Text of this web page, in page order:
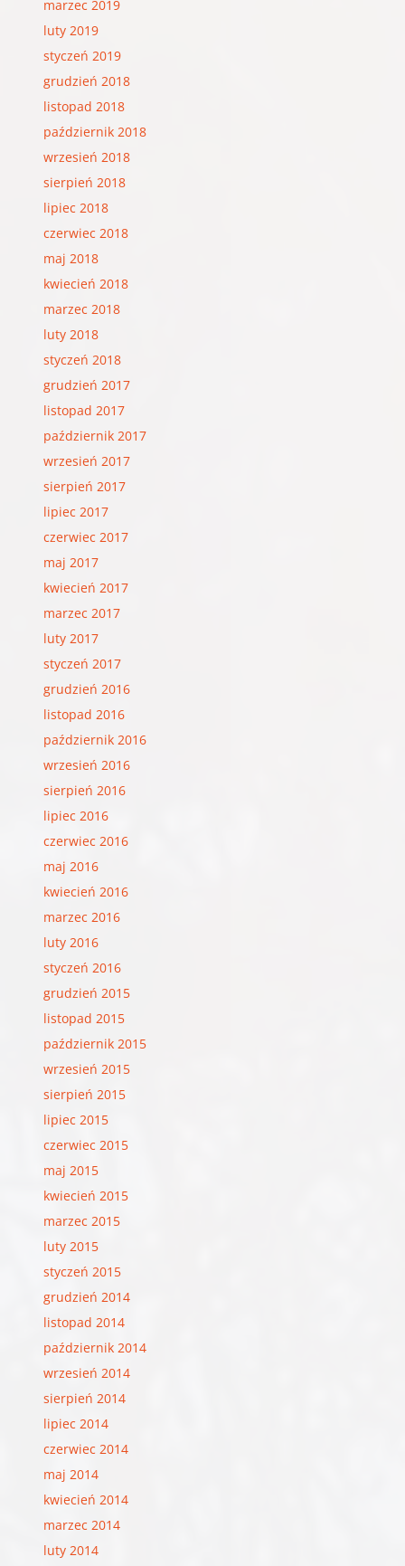
marzec 2019
luty 2019
styczeń 2019
grudzień 2018
listopad 2018
październik 2018
wrzesień 2018
sierpień 2018
lipiec 2018
czerwiec 2018
maj 2018
kwiecień 2018
marzec 2018
luty 2018
styczeń 2018
grudzień 2017
listopad 2017
październik 2017
wrzesień 2017
sierpień 2017
lipiec 2017
czerwiec 2017
maj 2017
kwiecień 2017
marzec 2017
luty 2017
styczeń 2017
grudzień 2016
listopad 2016
październik 2016
wrzesień 2016
sierpień 2016
lipiec 2016
czerwiec 2016
maj 2016
kwiecień 2016
marzec 2016
luty 2016
styczeń 2016
grudzień 2015
listopad 2015
październik 2015
wrzesień 2015
sierpień 2015
lipiec 2015
czerwiec 2015
maj 2015
kwiecień 2015
marzec 2015
luty 2015
styczeń 2015
grudzień 2014
listopad 2014
październik 2014
wrzesień 2014
sierpień 2014
lipiec 2014
czerwiec 2014
maj 2014
kwiecień 2014
marzec 2014
luty 2014